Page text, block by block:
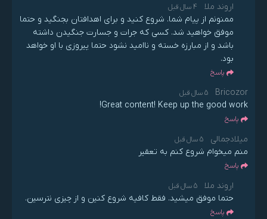
اروند ملا 4 سال قبل
ممنونم از پیام شما. شروع کنید و برای اهدافتان بجنگید و حتما
موفق خواهید شد. کسی که جرات و جسارت جنگیدن داشته
باشد و از مبارزه خسته و ناامید نشود حتما پیروزی با او خواهد
بود.
پاسخ
Bricozor 5 سال قبل
Great content! Keep up the good work!
پاسخ
میلادجمالی 5 سال قبل
منم میخوام شروع کنم به تعقیر
پاسخ
اروند ملا 5 سال قبل
حتما موفق میشید. فقط کافیه شروع کنین و از چیزی نترسین.
پاسخ